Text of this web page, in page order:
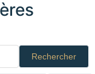
Rechercher